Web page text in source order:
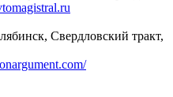
Свердловский тракт,